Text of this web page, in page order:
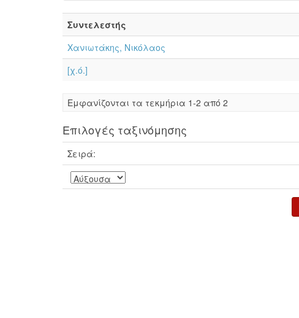
Συντελεστής
Χανιωτάκης, Νικόλαος
[χ.ό.]
Eμφανίζονται τα τεκμήρια 1-2 από 2
Επιλογές ταξινόμησης
Σειρά: